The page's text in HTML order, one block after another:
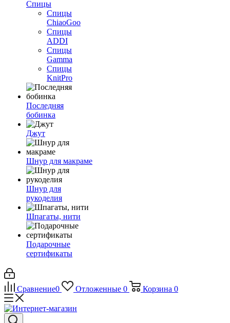
Спицы
Спицы
ChiaoGoo
Спицы
ADDI
Спицы
Gamma
Спицы
KnitPro
Последняя
бобинка
Джут
Шнур для макраме
Шнур для
рукоделия
Шпагаты, нити
Подарочные
сертификаты
Сравнение0 Отложенные 0 Корзина 0